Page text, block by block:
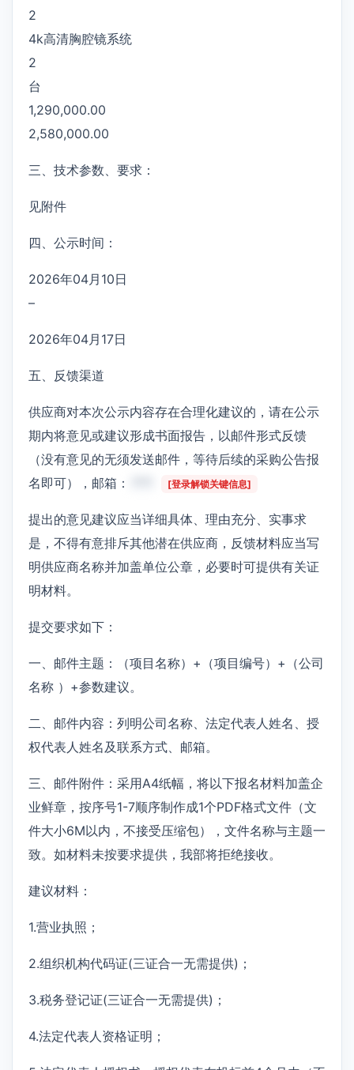
2
4k高清胸腔镜系统
2
台
1,290,000.00
2,580,000.00
三、技术参数、要求：
见附件
四、公示时间：
2026年04月10日
–
2026年04月17日
五、反馈渠道
供应商对本次公示内容存在合理化建议的，请在公示
期内将意见或建议形成书面报告，以邮件形式反馈
（没有意见的无须发送邮件，等待后续的采购公告报
名即可），邮箱：
[登录解锁关键信息]
提出的意见建议应当详细具体、理由充分、实事求
是，不得有意排斥其他潜在供应商，反馈材料应当写
明供应商名称并加盖单位公章，必要时可提供有关证
明材料。
提交要求如下：
一、邮件主题：（项目名称）+（项目编号）+（公司
名称 ）+参数建议。
二、邮件内容：列明公司名称、法定代表人姓名、授
权代表人姓名及联系方式、邮箱。
三、邮件附件：采用A4纸幅，将以下报名材料加盖企
业鲜章，按序号1-7顺序制作成1个PDF格式文件（文
件大小6M以内，不接受压缩包），文件名称与主题一
致。如材料未按要求提供，我部将拒绝接收。
建议材料：
1.营业执照；
2.组织机构代码证(三证合一无需提供)；
3.税务登记证(三证合一无需提供)；
4.法定代表人资格证明；